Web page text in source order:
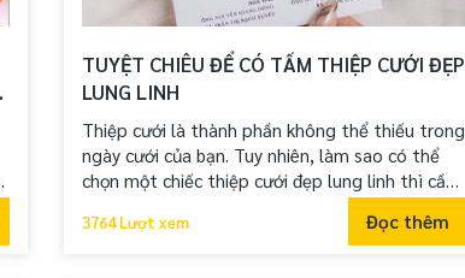
TUYỆT CHIÊU ĐỂ CÓ TẤM THIỆP CƯỚI ĐẸP
LUNG LINH
Thiệp cưới là thành phần không thể thiếu trong
ngày cưới của bạn. Tuy nhiên, làm sao có thể
chọn một chiếc thiệp cưới đẹp lung linh thì cần
phải có những mẹo hay. Bài viết sau sẽ giúp bạn
chọn những chiếc thiệp cưới ưng ý nhất.
3764 Lượt xem Đọc thêm